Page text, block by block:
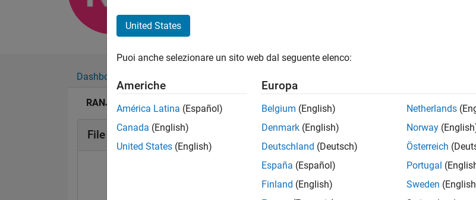
Dashboard
RANJAN PAL's Badge
File Exchange Badge
United States
Puoi anche selezionare un sito web dal seguente elenco:
Americhe
América Latina (Español)
Canada (English)
United States (English)
Europa
Belgium (English)
Denmark (English)
Deutschland (Deutsch)
España (Español)
Finland (English)
Netherlands
Norway
Österreich
Portugal
Sweden